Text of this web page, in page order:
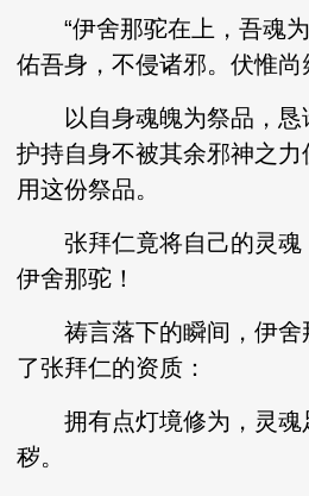
“伊舍那驼在上，吾魂为
佑吾身，不侵诸邪。伏惟尚
以自身魂魄为祭品，恳
护持自身不被其余邪神之
用这份祭品。
张拜仁竟将自己的灵魂
伊舍那驼！
祷言落下的瞬间，伊舍
了张拜仁的资质：
拥有点灯境修为，灵魂
秽。